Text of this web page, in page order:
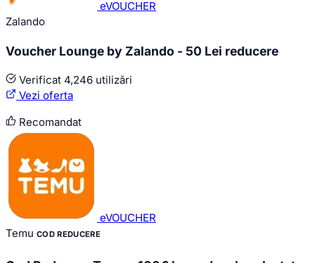
eVOUCHER
Zalando
Voucher Lounge by Zalando - 50 Lei reducere
Verificat 4,246 utilizări
Vezi oferta
Recomandat
eVOUCHER
Temu COD REDUCERE